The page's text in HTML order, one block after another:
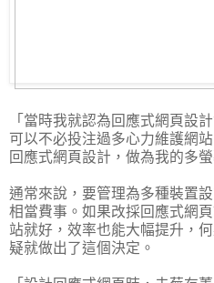
「當時我就認為回應式網頁設
可以不必投注過多心力維護網
回應式網頁設計，做為我的多螢
通常來說，要管理為多種裝置
相當費事。如果改採回應式網
站就好，效率也能大幅提升，
疑就做出了這個決定。